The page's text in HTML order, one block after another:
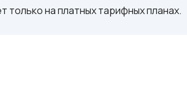
только на платных тарифных планах.